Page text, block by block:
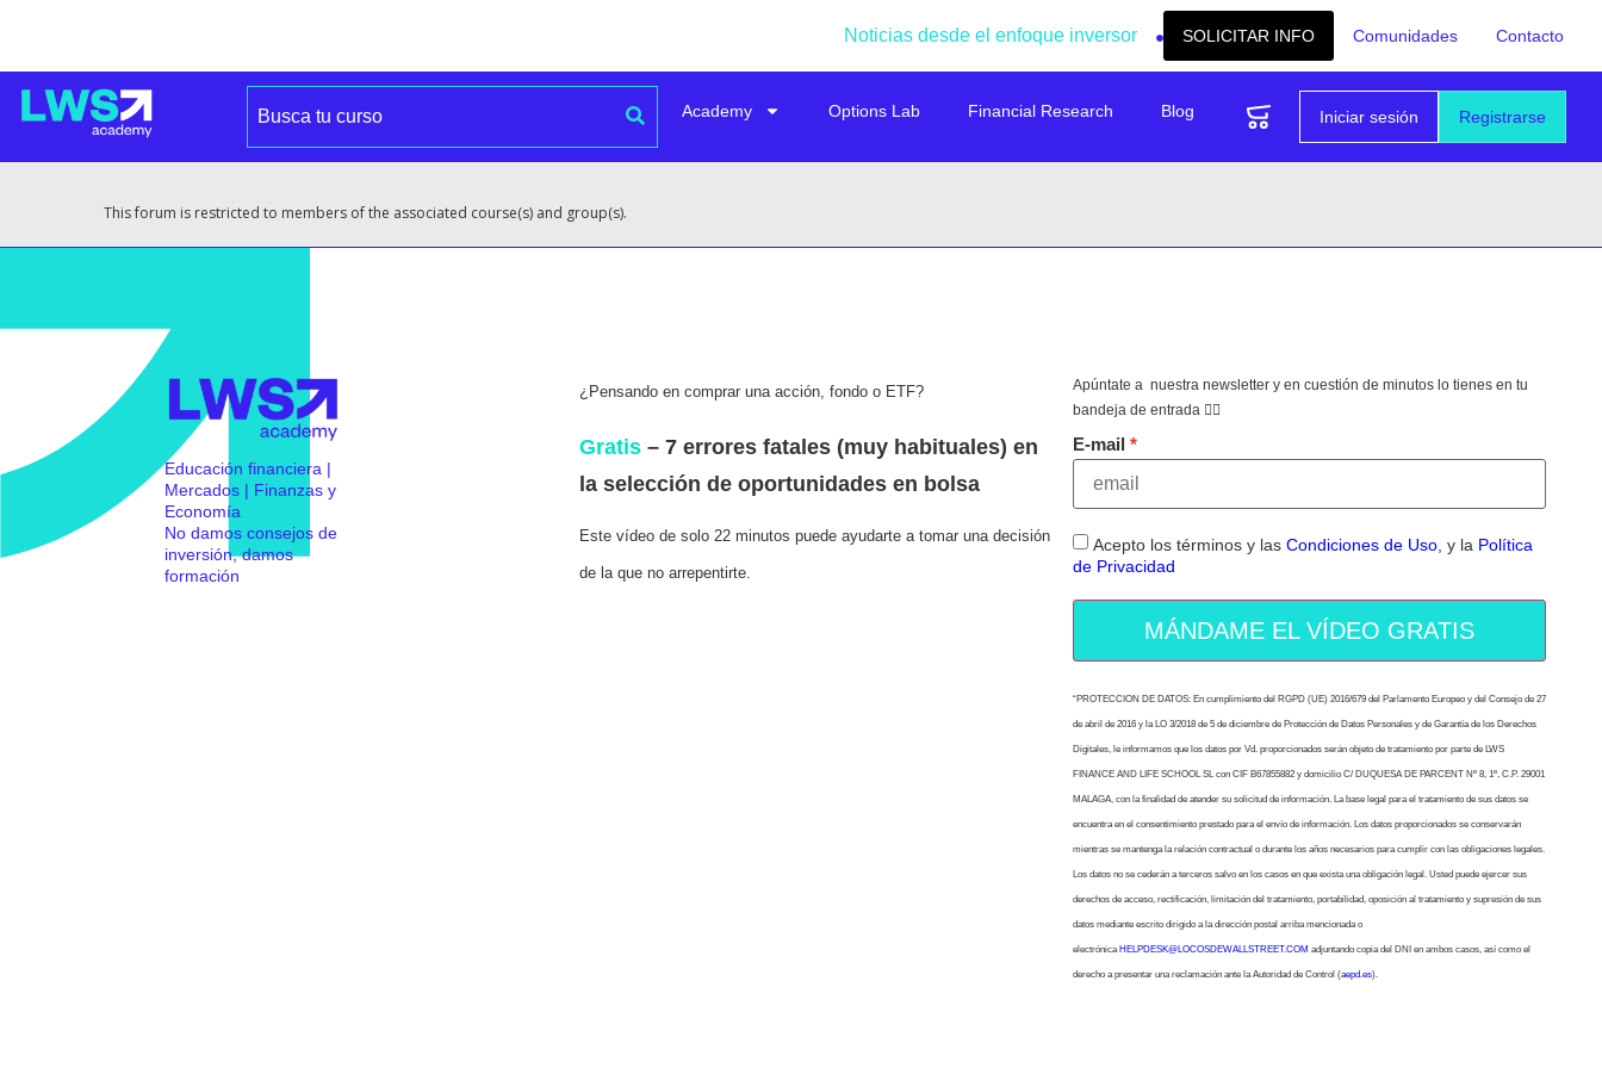
Noticias desde el enfoque inversor SOLICITAR INFO Comunidades Contacto
Registrarse
Iniciar sesión
Academy Options Lab Financial Research Blog
This forum is restricted to members of the associated course(s) and group(s).
Educación financiera |
Mercados | Finanzas y
Economía
No damos consejos de
inversión, damos
formación
¿Pensando en comprar una acción, fondo o ETF?
Gratis– 7 errores fatales (muy habituales) en
la selección de oportunidades en bolsa
Este vídeo de solo 22 minutos puede ayudarte a tomar una decisión
de la que no arrepentirte.
Apúntate a nuestra newsletter y en cuestión de minutos lo tienes en tu
bandeja de entrada 👇🏻
E-mail
Acepto los términos y las Condiciones de Uso, y la Política
de Privacidad
MÁNDAME EL VÍDEO GRATIS
“PROTECCION DE DATOS: En cumplimiento del RGPD (UE) 2016/679 del Parlamento Europeo y del Consejo de 27
de abril de 2016 y la LO 3/2018 de 5 de diciembre de Protección de Datos Personales y de Garantía de los Derechos
Digitales, le informamos que los datos por Vd. proporcionados serán objeto de tratamiento por parte de LWS
FINANCE AND LIFE SCHOOL SL con CIF B67855882 y domicilio C/ DUQUESA DE PARCENT Nº 8, 1º, C.P. 29001
MALAGA, con la finalidad de atender su solicitud de información. La base legal para el tratamiento de sus datos se
encuentra en el consentimiento prestado para el envío de información. Los datos proporcionados se conservarán
mientras se mantenga la relación contractual o durante los años necesarios para cumplir con las obligaciones legales.
Los datos no se cederán a terceros salvo en los casos en que exista una obligación legal. Usted puede ejercer sus
derechos de acceso, rectificación, limitación del tratamiento, portabilidad, oposición al tratamiento y supresión de sus
datos mediante escrito dirigido a la dirección postal arriba mencionada o
electrónica HELPDESK@LOCOSDEWALLSTREET.COM adjuntando copia del DNI en ambos casos, así como el
derecho a presentar una reclamación ante la Autoridad de Control (aepd.es).